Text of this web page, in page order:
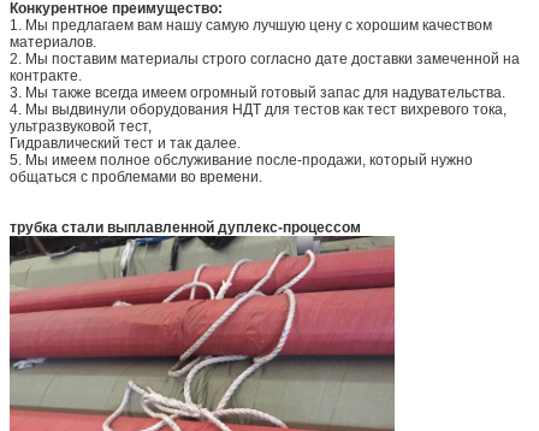
Конкурентное преимущество:
1. Мы предлагаем вам нашу самую лучшую цену с хорошим качеством
материалов.
2. Мы поставим материалы строго согласно дате доставки замеченной на
контракте.
3. Мы также всегда имеем огромный готовый запас для надувательства.
4. Мы выдвинули оборудования НДТ для тестов как тест вихревого тока,
ультразвуковой тест,
Гидравлический тест и так далее.
5. Мы имеем полное обслуживание после-продажи, который нужно
общаться с проблемами во времени.
трубка стали выплавленной дуплекс-процессом